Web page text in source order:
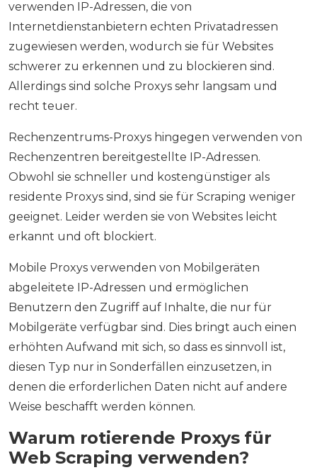
verwenden IP-Adressen, die von
Internetdienstanbietern echten Privatadressen
zugewiesen werden, wodurch sie für Websites
schwerer zu erkennen und zu blockieren sind.
Allerdings sind solche Proxys sehr langsam und
recht teuer.
Rechenzentrums-Proxys hingegen verwenden von
Rechenzentren bereitgestellte IP-Adressen.
Obwohl sie schneller und kostengünstiger als
residente Proxys sind, sind sie für Scraping weniger
geeignet. Leider werden sie von Websites leicht
erkannt und oft blockiert.
Mobile Proxys verwenden von Mobilgeräten
abgeleitete IP-Adressen und ermöglichen
Benutzern den Zugriff auf Inhalte, die nur für
Mobilgeräte verfügbar sind. Dies bringt auch einen
erhöhten Aufwand mit sich, so dass es sinnvoll ist,
diesen Typ nur in Sonderfällen einzusetzen, in
denen die erforderlichen Daten nicht auf andere
Weise beschafft werden können.
Warum rotierende Proxys für
Web Scraping verwenden?